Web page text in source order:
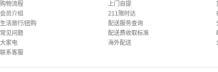
购物流程
会员介绍
生活旅行/团购
常见问题
大家电
联系客服
上门自提
211限时达
配送服务查询
配送费收取标准
海外配送